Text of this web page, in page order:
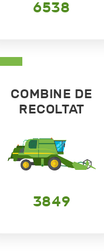
6538
COMBINE DE
RECOLTAT
3849